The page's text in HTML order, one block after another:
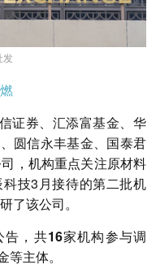
发
证券、汇添富基金、华
圆信永丰基金、国泰君
，机构重点关注原材料
技3月接待的第二批机
了该公司。
，共16家机构参与调
主体。